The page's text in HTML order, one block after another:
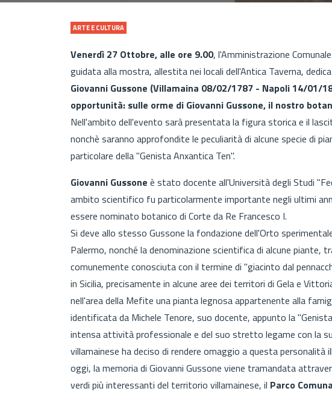
ARTE E CULTURA
Venerdì 27 Ottobre, alle ore 9.00, l'Amministrazione
guidata alla mostra, allestita nei locali dell'Antica Taverna,
Giovanni Gussone (Villamaina 08/02/1787 - Napoli 14/01/
opportunità: sulle orme di Giovanni Gussone, il nostro
Nell'ambito dell'evento sarà presentata la figura storica e il
nonchè saranno approfondite le peculiarità di alcune specie di
particolare della "Genista Anxantica Ten".
Giovanni Gussone è stato docente all'Università degli Studi
ambito scientifico fu particolarmente importante negli ultimi
essere nominato botanico di Corte da Re Francesco I.
Si deve allo stesso Gussone la fondazione dell'Orto
Palermo, nonché la denominazione scientifica di alcune piante,
comunemente conosciuta con il termine di "giacinto dal
in Sicilia, precisamente in alcune aree dei territori di Gela e
nell'area della Mefite una pianta legnosa appartenente alla
identificata da Michele Tenore, suo docente, appunto la
intensa attività professionale e del suo stretto legame con la
villamainese ha deciso di rendere omaggio a questa
oggi, la memoria di Giovanni Gussone viene tramandata
verdi più interessanti del territorio villamainese, il Parco